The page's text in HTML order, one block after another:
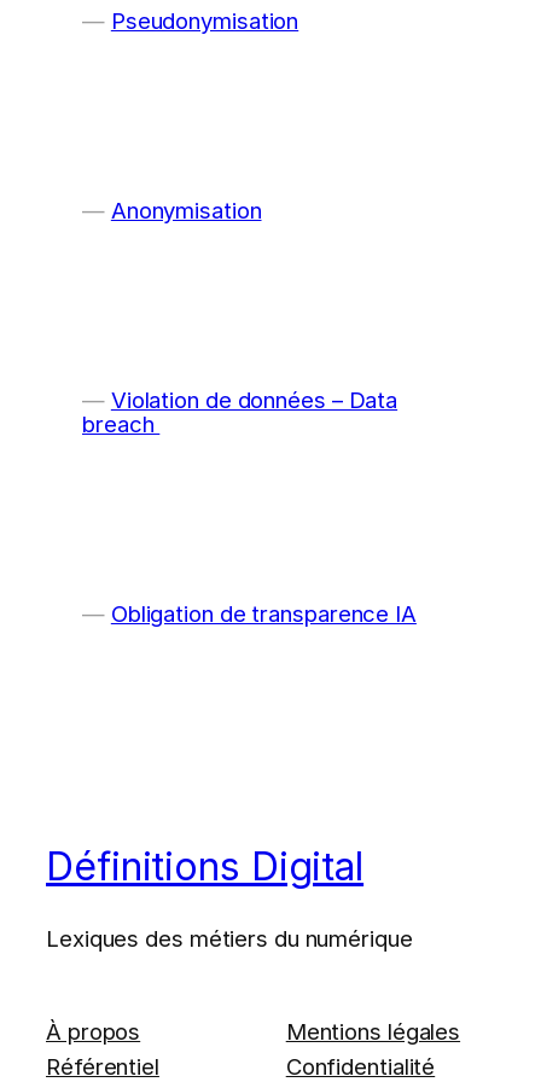
Pseudonymisation
Anonymisation
Violation de données – Data
breach
Obligation de transparence IA
Définitions Digital
Lexiques des métiers du numérique
À propos
Référentiel
Mentions légales
Confidentialité